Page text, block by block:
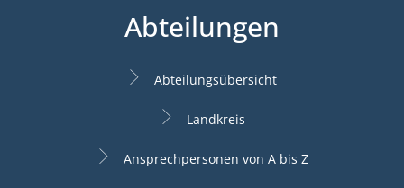
Abteilungen
Abteilungsübersicht
Landkreis
Ansprechpersonen von A bis Z